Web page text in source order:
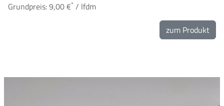
Grundpreis: 9,00 €* / lfdm
zum Produkt